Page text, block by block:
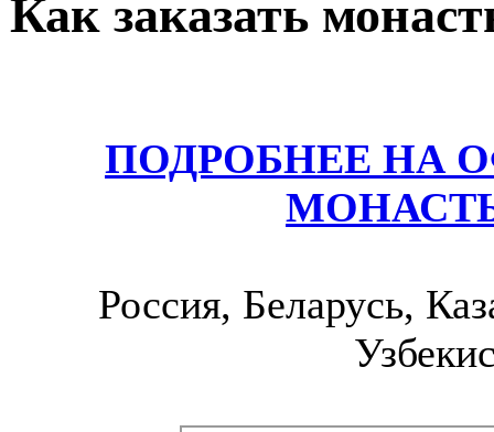
Как заказать
ПОДРОБНЕЕ НА
Россия, Беларусь,